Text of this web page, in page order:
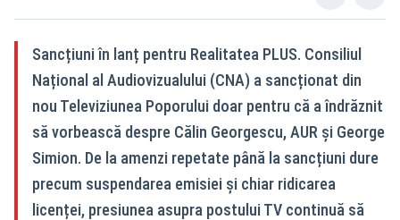
Sancțiuni în lanț pentru Realitatea PLUS. Consiliul
Național al Audiovizualului (CNA) a sancționat din
nou Televiziunea Poporului doar pentru că a îndrăznit
să vorbească despre Călin Georgescu, AUR și George
Simion. De la amenzi repetate până la sancțiuni dure
precum suspendarea emisiei și chiar ridicarea
licenței, presiunea asupra postului TV continuă să